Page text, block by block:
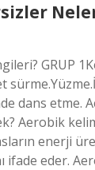
GRUP
dans etme.
Aerobik
enerji
ifade eder.